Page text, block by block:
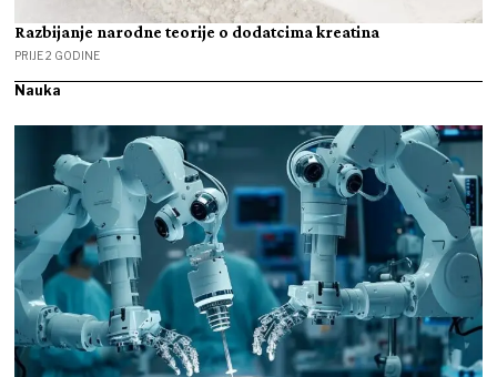
Razbijanje narodne teorije o dodatcima kreatina
PRIJE 2 GODINE
Nauka